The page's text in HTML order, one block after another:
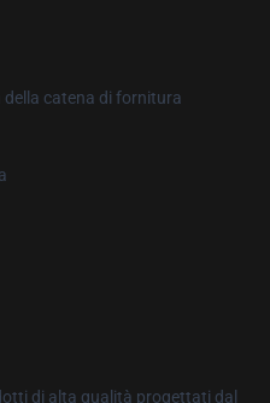
della catena di fornitura
di alta qualità progettati dal